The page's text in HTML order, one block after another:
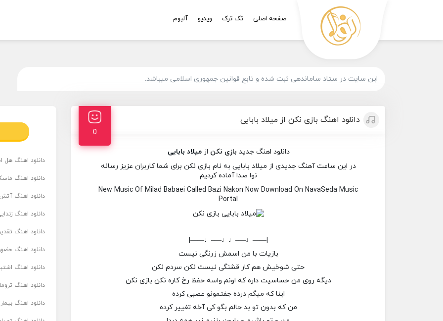
صفحه اصلی تک ترک ویدیو آلبوم
این سایت در ستاد ساماندهی ثبت شده و تابع قوانین جمهوری اسلامی میباشد.
دانلود اهنگ بازی نکن از میلاد بابایی
0
دانلود اهنگ جدید بازی نکن از میلاد بابایی
در این ساعت آهنگ جدیدی از میلاد بابایی به نام بازی نکن برای شما کاربران عزیز رسانه
نوا صدا آماده کردیم
New Music Of Milad Babaei Called Bazi Nakon Now Download On NavaSeda Music
Portal
|——♩—–♩♩—–♩——|
بازیات با من اسمش زرنگی نیست
حتی شوخیش هم کار قشنگی نیست نکن سردم نکن
دیگه روی من حساسیت داره که اونم واسه حفظ رخ کاره نکن بازی نکن
اینا که میگم درده جفتمونو عصبی کرده
من که بدون تو بد حالم بگو کی آخه تغییر کرده
دانلود اهنگ هل
دانلود اهنگ
دانلود اهنگ
دانلود اهنگ
دانلود اهنگ
دانلود اهنگ
دانلود اهنگ
دانلود اهنگ
دانلود اهنگ